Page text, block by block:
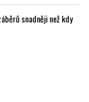
snadněji než kdy